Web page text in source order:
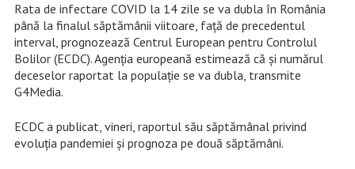
Rata de infectare COVID la 14 zile se va dubla în România
până la finalul săptămânii viitoare, față de precedentul
interval, prognozează Centrul European pentru Controlul
Bolilor (ECDC). Agenția europeană estimează că și numărul
deceselor raportat la populație se va dubla, transmite
G4Media.
ECDC a publicat, vineri, raportul său săptămânal privind
evoluția pandemiei și prognoza pe două săptămâni.